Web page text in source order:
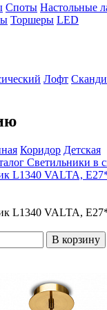
Споты Настольные
Торшеры LED
Лофт
Коридор Детская
Светильники в
L1340 VALTA,
L1340 VALTA,
В корзину